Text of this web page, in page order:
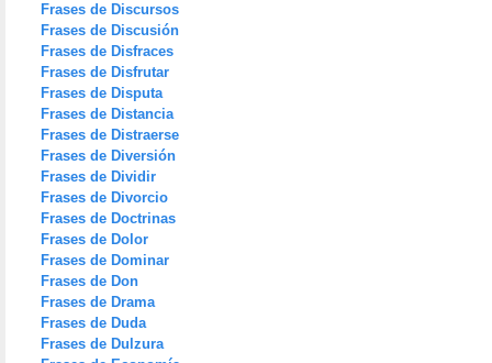
Frases de Discursos
Frases de Discusión
Frases de Disfraces
Frases de Disfrutar
Frases de Disputa
Frases de Distancia
Frases de Distraerse
Frases de Diversión
Frases de Dividir
Frases de Divorcio
Frases de Doctrinas
Frases de Dolor
Frases de Dominar
Frases de Don
Frases de Drama
Frases de Duda
Frases de Dulzura